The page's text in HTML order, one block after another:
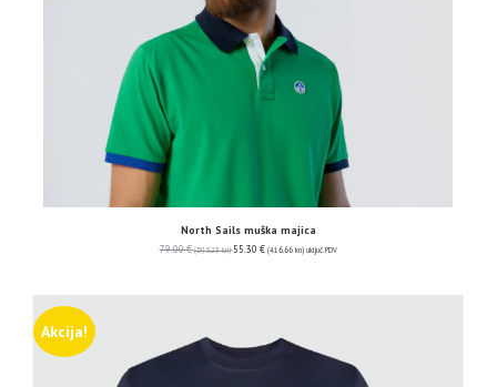
North Sails muška majica
79.00€ (595.23 kn) 55.30 € (416.66 kn) uključ. PDV
Akcija!